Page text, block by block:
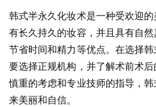
韩式半永久化妆术是一种受欢迎
有长久持久的妆容，并且具有自
节省时间和精力等优点。在选择
要选择正规机构，并了解术前术
慎重的考虑和专业技师的指导，
来美丽和自信。